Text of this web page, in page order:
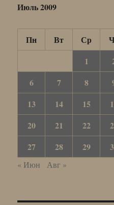
Июль 2009
Пн Вт Ср
1
6
7 8
13
14 15
20
21 22
27
28 29
« Июн Авг »